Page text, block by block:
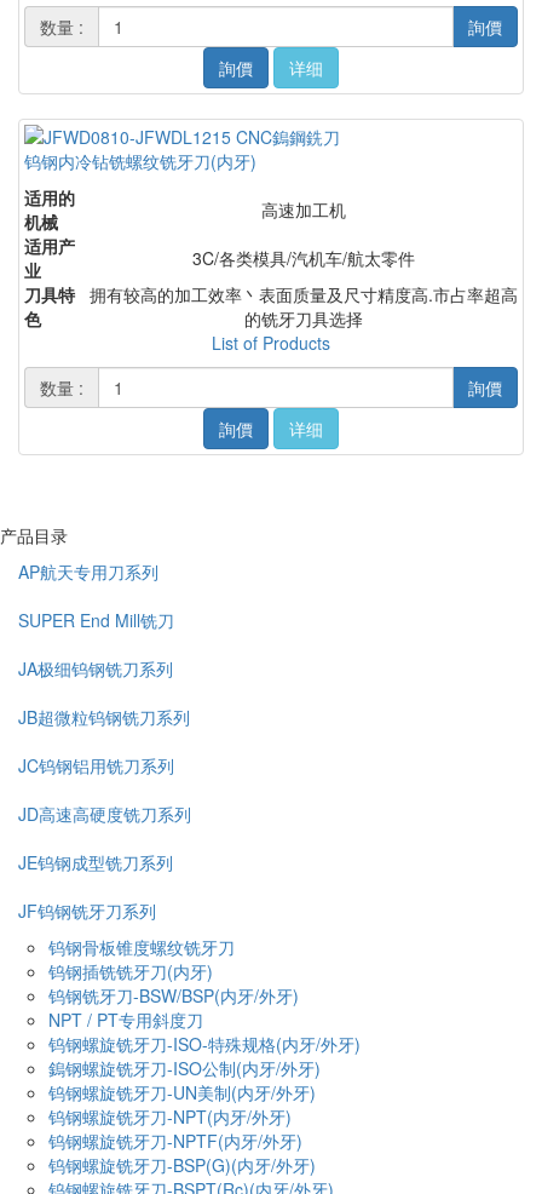
数量 :
詢價
詢價
详细
钨钢内冷钻铣螺纹铣牙刀(内牙)
适用的
机械
高速加工机
适用产
业
3C/各类模具/汽机车/航太零件
刀具特
色
拥有较高的加工效率丶表面质量及尺寸精度高.市占率超高
的铣牙刀具选择
List of Products
数量 :
詢價
詢價
详细
产品目录
AP航天专用刀系列
SUPER End Mill铣刀
JA极细钨钢铣刀系列
JB超微粒钨钢铣刀系列
JC钨钢铝用铣刀系列
JD高速高硬度铣刀系列
JE钨钢成型铣刀系列
JF钨钢铣牙刀系列
钨钢骨板锥度螺纹铣牙刀
钨钢插铣铣牙刀(内牙)
钨钢铣牙刀-BSW/BSP(内牙/外牙)
NPT / PT专用斜度刀
钨钢螺旋铣牙刀-ISO-特殊规格(内牙/外牙)
鎢钢螺旋铣牙刀-ISO公制(内牙/外牙)
钨钢螺旋铣牙刀-UN美制(内牙/外牙)
钨钢螺旋铣牙刀-NPT(内牙/外牙)
钨钢螺旋铣牙刀-NPTF(内牙/外牙)
钨钢螺旋铣牙刀-BSP(G)(内牙/外牙)
钨钢螺旋铣牙刀-BSPT(Rc)(内牙/外牙)